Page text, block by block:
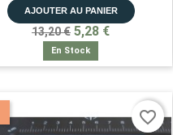
AJOUTER AU PANIER
13,20 € 5,28 €
En Stock
favorite_border